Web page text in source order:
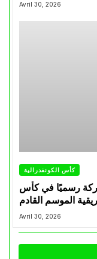
Avril 30, 2026
كأس الكونفدرالية
رسميًا في كأس
Avril 30, 2026